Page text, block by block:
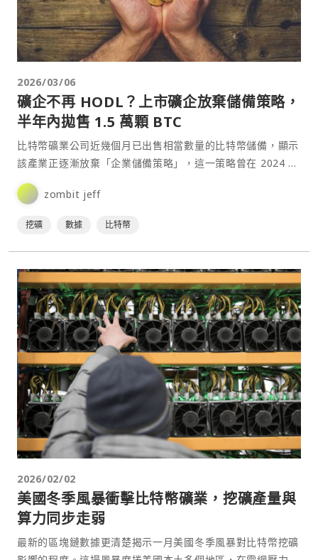
2026/03/06
礦企不再 HODL？上市礦企放棄儲備策略，
半年內拋售 1.5 萬顆 BTC
比特幣礦業公司近幾個月已出售相當數量的比特幣儲備，顯示
該產業正逐漸放棄「企業儲備策略」，這一策略曾在 2024 至
2025 年市場上行週期中主導整個礦業。⋯
zombit jeff
挖礦 數據 比特幣
2026/02/02
美國冬季風暴衝擊比特幣礦業，挖礦產量與
算力同步走弱
最新的區塊鏈數據更清楚揭示一月美國冬季風暴對比特幣挖礦